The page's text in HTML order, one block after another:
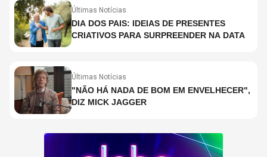
Últimas Notícias
DIA DOS PAIS: IDEIAS DE PRESENTES
CRIATIVOS PARA SURPREENDER NA DATA
Últimas Notícias
"NÃO HÁ NADA DE BOM EM ENVELHECER",
DIZ MICK JAGGER